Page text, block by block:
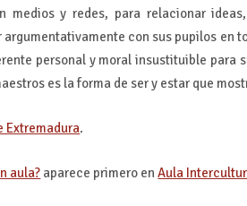
medios y redes, para relacionar
con sus pupilos en
personal y moral insustituible para
es la forma de ser y estar que
Extremadura.
aula? aparece primero enAula